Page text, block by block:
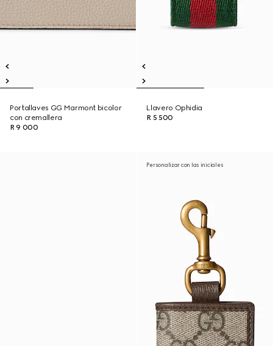
Portallaves GG Marmont bicolor
con cremallera
R 9 000
Llavero Ophidia
R 5 500
Personalizar con las iniciales